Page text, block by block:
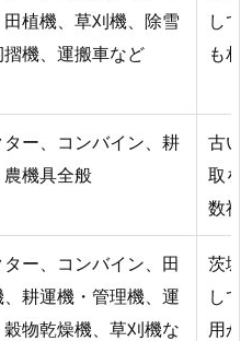
田植機、草刈機、除雪
機、運搬車など
し
も
ター、コンバイン、耕
機具全般
古
取
数
ター、コンバイン、田
耕運機・管理機、運
物乾燥機、草刈機な
茨
し
用